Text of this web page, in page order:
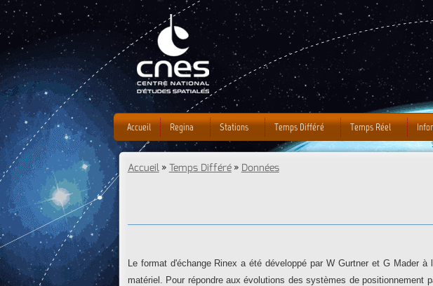
Accueil » Temps Différé » Données
Le format d'échange Rinex a été développé par W Gurtner et G Mader
matériel. Pour répondre aux évolutions des systèmes de
Accueil Regina Stations Temps Différé Temps Réel